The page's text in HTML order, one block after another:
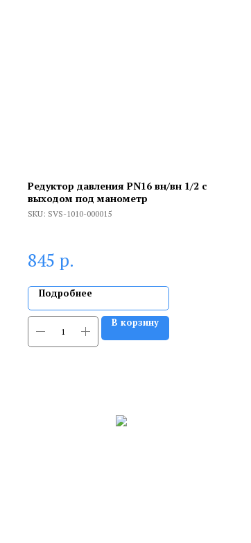
Редуктор давления PN16 вн/вн 1/2 с
выходом под манометр
SKU: SVS-1010-000015
845 р.
Подробнее
В корзину